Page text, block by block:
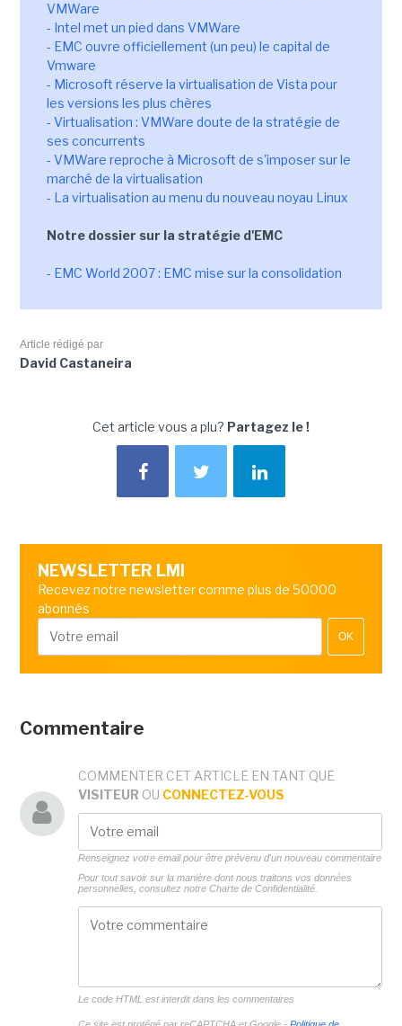
VMWare
- Intel met un pied dans VMWare
- EMC ouvre officiellement (un peu) le capital de
Vmware
- Microsoft réserve la virtualisation de Vista pour
les versions les plus chères
- Virtualisation : VMWare doute de la stratégie de
ses concurrents
- VMWare reproche à Microsoft de s'imposer sur le
marché de la virtualisation
- La virtualisation au menu du nouveau noyau Linux
Notre dossier sur la stratégie d'EMC
- EMC World 2007 : EMC mise sur la consolidation
Article rédigé par
David Castaneira
Cet article vous a plu? Partagez le !
NEWSLETTER LMI
Recevez notre newsletter comme plus de 50000
abonnés
OK
Commentaire
COMMENTER CET ARTICLE EN TANT QUE
VISITEUR OU CONNECTEZ-VOUS
Renseignez votre email pour être prévenu d'un nouveau commentaire
Pour tout savoir sur la manière dont nous traitons vos données
personnelles, consultez notre Charte de Confidentialité.
Le code HTML est interdit dans les commentaires